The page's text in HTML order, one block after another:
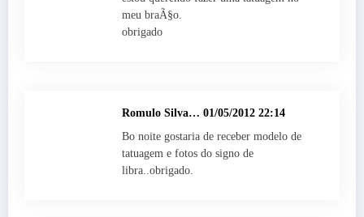
meu braÃ§o.
obrigado
Romulo Silva… 01/05/2012 22:14
Bo noite gostaria de receber modelo de
tatuagem e fotos do signo de
libra..obrigado.